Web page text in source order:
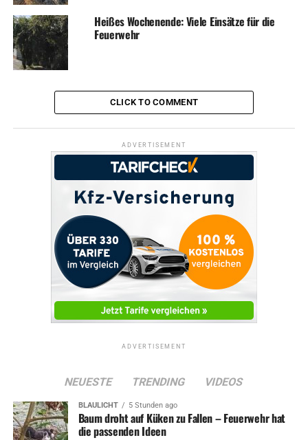
Heißes Wochenende: Viele Einsätze für die
Feuerwehr
CLICK TO COMMENT
ADVERTISEMENT
ADVERTISEMENT
NEUESTE TRENDING VIDEOS
BLAULICHT 5 Stunden ago
Baum droht auf Küken zu Fallen – Feuerwehr hat
die passenden Ideen